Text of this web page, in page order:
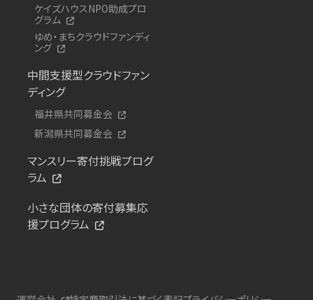
ケイズハウスNPO助成プロ
グラム
ゆめ・まちクラウドファンディ
ング
中間支援型クラウドファン
ディング
福井県共同募金会
新潟県共同募金会
マンスリー寄付挑戦プログ
ラム
小さな団体の寄付募集応
援プログラム